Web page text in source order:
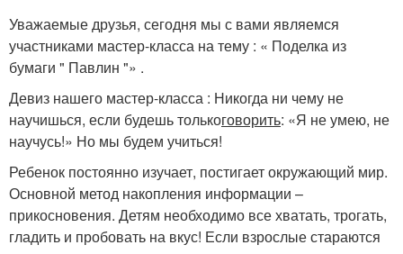
Уважаемые друзья, сегодня мы с вами являемся
участниками мастер-класса на тему : « Поделка из
бумаги " Павлин "» .
Девиз нашего мастер-класса : Никогда ни чему не
научишься, если будешь толькоговорить: «Я не умею, не
научусь!» Но мы будем учиться!
Ребенок постоянно изучает, постигает окружающий мир.
Основной метод накопления информации –
прикосновения. Детям необходимо все хватать, трогать,
гладить и пробовать на вкус! Если взрослые стараются